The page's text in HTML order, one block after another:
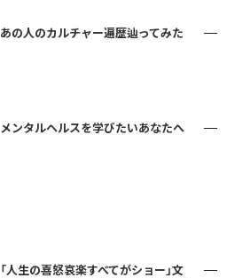
あの人のカルチャー遍歴辿ってみた
メンタルヘルスを学びたいあなたへ
「人生の喜怒哀楽すべてがショー」文